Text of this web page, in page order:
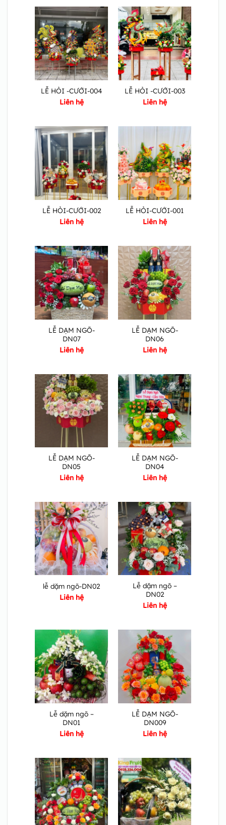
LỄ HỎI -CƯỚI-004
Liên hệ
LỄ HỎI -CƯỚI-003
Liên hệ
LỄ HỎI-CƯỚI-002
Liên hệ
LỄ HỎI-CƯỚI-001
Liên hệ
LỄ DẠM NGÕ-
DN07
Liên hệ
LỄ DẠM NGÕ-
DN06
Liên hệ
LỄ DẠM NGÕ-
DN05
Liên hệ
LỄ DẠM NGÕ-
DN04
Liên hệ
lễ dặm ngõ-DN02
Liên hệ
Lễ dặm ngõ –
DN02
Liên hệ
Lễ dặm ngõ –
DN01
Liên hệ
LỄ DẠM NGÕ-
DN009
Liên hệ